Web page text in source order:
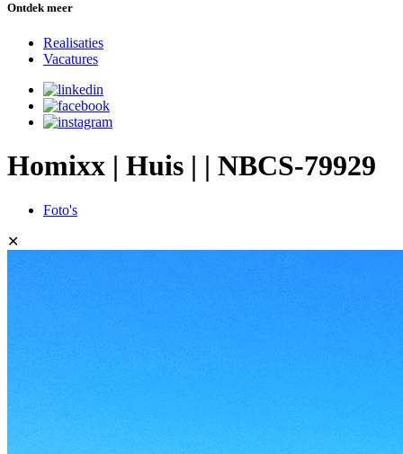
Ontdek meer
Realisaties
Vacatures
Homixx | Huis | | NBCS-79929
Foto's
✕